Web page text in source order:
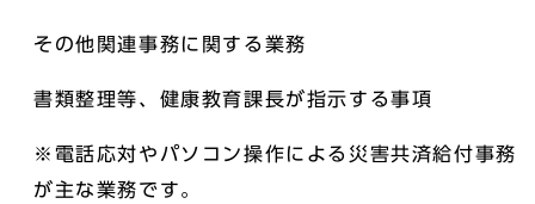
その他関連事務に関する業務
書類整理等、健康教育課長が指示する事項
※電話応対やパソコン操作による災害共済給付事務
が主な業務です。